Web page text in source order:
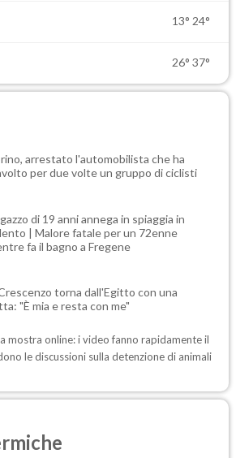
13° 24°
26° 37°
arrestato l'automobilista che ha
per due volte un gruppo di ciclisti
di 19 anni annega in spiaggia in
| Malore fatale per un 72enne
fa il bagno a Fregene
torna dall'Egitto con una
"È mia e resta con me"
mostra online: i video fanno rapidamente il
le discussioni sulla detenzione di animali